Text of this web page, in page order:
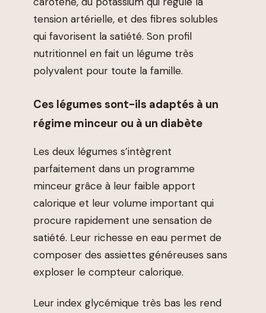
tension artérielle, et des fibres solubles
qui favorisent la satiété. Son profil
nutritionnel en fait un légume très
polyvalent pour toute la famille.
Ces légumes sont-ils adaptés à un
régime minceur ou à un diabète
Les deux légumes s’intègrent
parfaitement dans un programme
minceur grâce à leur faible apport
calorique et leur volume important qui
procure rapidement une sensation de
satiété. Leur richesse en eau permet de
composer des assiettes généreuses sans
exploser le compteur calorique.
Leur index glycémique très bas les rend